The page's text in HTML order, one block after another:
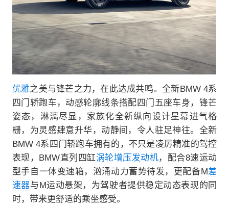
优雅之美与锋芒之力，在此达成共鸣。全新BMW 4系
四门轿跑车，动感轮廓线条搭配四门五座车身，锋芒
姿态，淋漓尽显，家族化全新纵向设计星幕进气格
栅，为灵感肆意升华，动静间，令人驻足神往。全新
BMW 4系四门轿跑车拥有的，不只是凌厉精准的驾控
表现，BMW直列四缸涡轮增压发动机，配合8速运动
型手自一体变速箱，汹涌动力蓄势待发，更配备M差
速器与M运动悬架，为驾驶者提供稳定动态表现的同
时，带来更舒适的乘坐感受。